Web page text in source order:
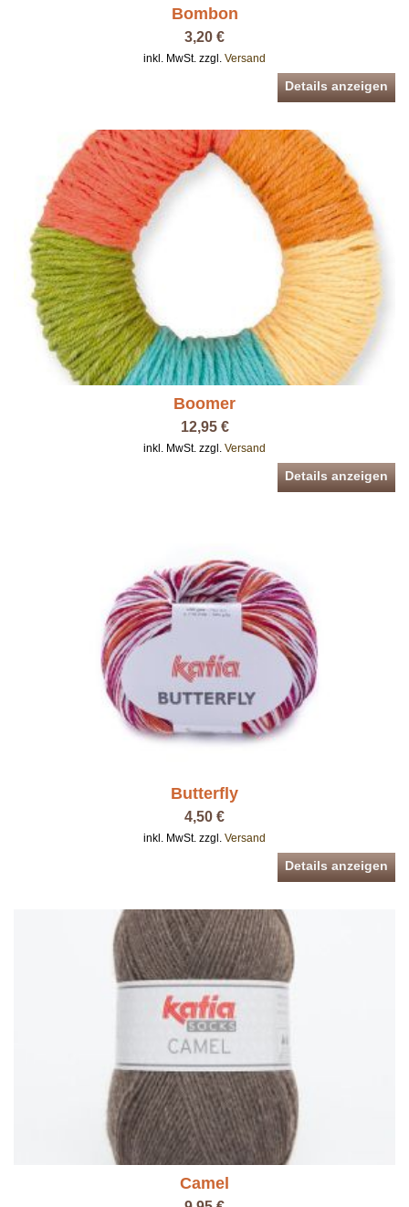
Bombon
3,20 €
inkl. MwSt. zzgl. Versand
Details anzeigen
Boomer
12,95 €
inkl. MwSt. zzgl. Versand
Details anzeigen
Butterfly
4,50 €
inkl. MwSt. zzgl. Versand
Details anzeigen
Camel